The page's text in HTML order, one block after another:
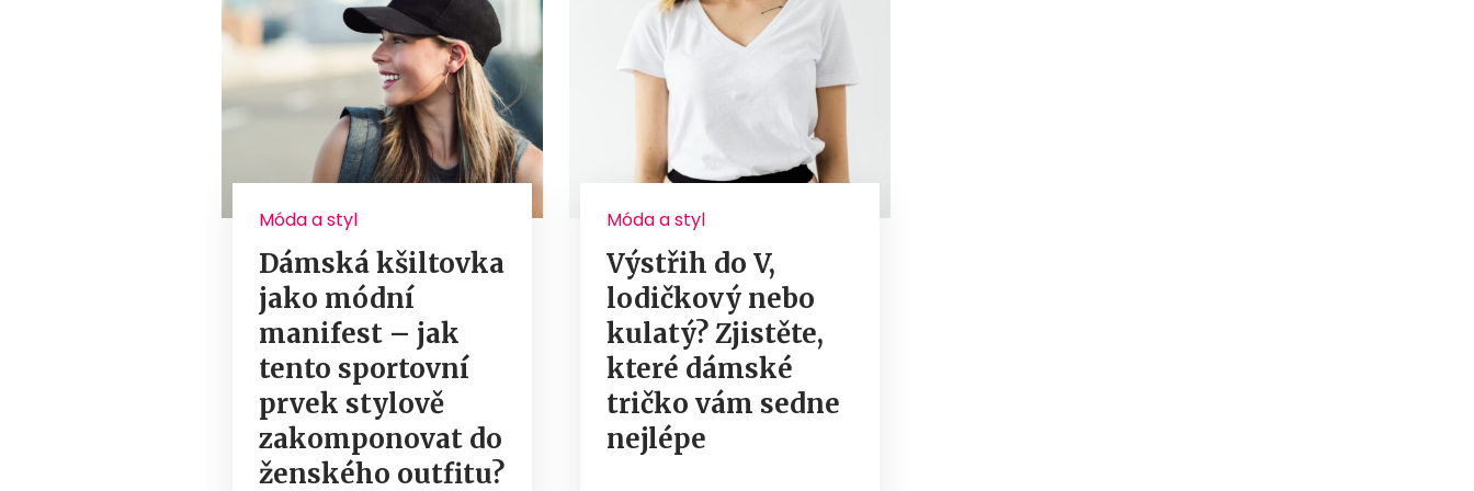
Móda a styl
Dámská kšiltovka
jako módní
manifest – jak
tento sportovní
prvek stylově
zakomponovat do
ženského outfitu?
Móda a styl
Výstřih do V,
lodičkový nebo
kulatý? Zjistěte,
které dámské
tričko vám sedne
nejlépe